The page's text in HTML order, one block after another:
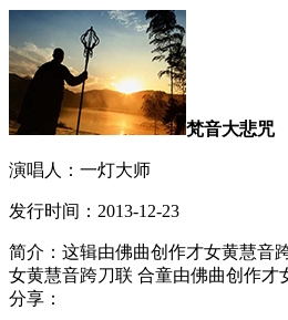
梵音大悲咒
演唱人：一灯大师
发行时间：2013-12-23
简介：这辑由佛曲创作才女黄慧音
女黄慧音跨刀联 合童由佛曲创作才
分享：